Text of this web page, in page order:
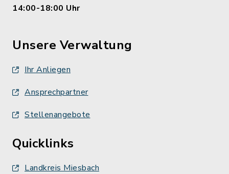
14:00-18:00 Uhr
Unsere Verwaltung
Ihr Anliegen
Ansprechpartner
Stellenangebote
Quicklinks
Landkreis Miesbach